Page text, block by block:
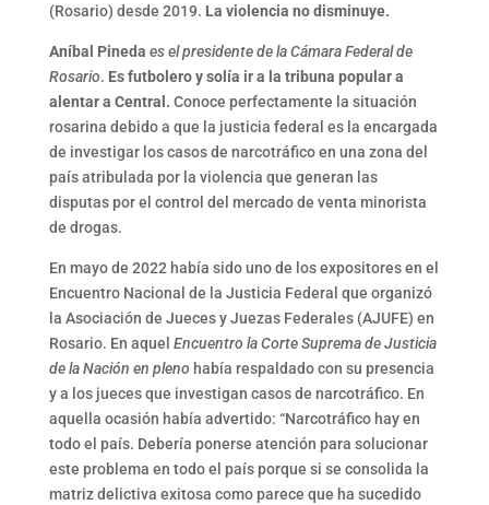
(Rosario) desde 2019. La violencia no disminuye.
Aníbal Pineda es el presidente de la Cámara Federal de
Rosario. Es futbolero y solía ir a la tribuna popular a
alentar a Central. Conoce perfectamente la situación
rosarina debido a que la justicia federal es la encargada
de investigar los casos de narcotráfico en una zona del
país atribulada por la violencia que generan las
disputas por el control del mercado de venta minorista
de drogas.
En mayo de 2022 había sido uno de los expositores en el
Encuentro Nacional de la Justicia Federal que organizó
la Asociación de Jueces y Juezas Federales (AJUFE) en
Rosario. En aquel Encuentro la Corte Suprema de Justicia
de la Nación en pleno había respaldado con su presencia
y a los jueces que investigan casos de narcotráfico. En
aquella ocasión había advertido: “Narcotráfico hay en
todo el país. Debería ponerse atención para solucionar
este problema en todo el país porque si se consolida la
matriz delictiva exitosa como parece que ha sucedido